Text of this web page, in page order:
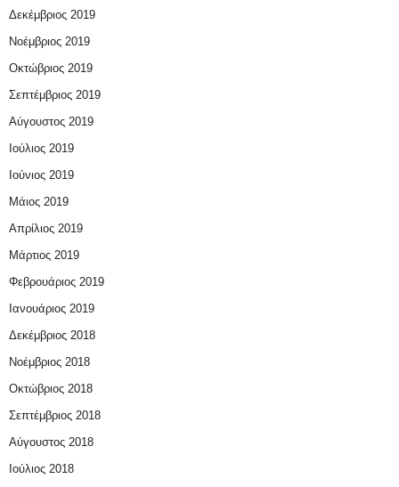
Δεκέμβριος 2019
Νοέμβριος 2019
Οκτώβριος 2019
Σεπτέμβριος 2019
Αύγουστος 2019
Ιούλιος 2019
Ιούνιος 2019
Μάιος 2019
Απρίλιος 2019
Μάρτιος 2019
Φεβρουάριος 2019
Ιανουάριος 2019
Δεκέμβριος 2018
Νοέμβριος 2018
Οκτώβριος 2018
Σεπτέμβριος 2018
Αύγουστος 2018
Ιούλιος 2018